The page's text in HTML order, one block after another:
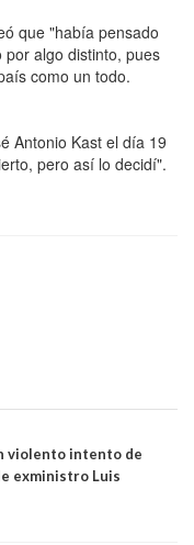
que "había pensado
algo distinto, pues
como un todo.
Antonio Kast el día 19
pero así lo decidí".
violento intento de
exministro Luis